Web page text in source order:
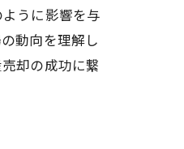
うに影響を与
動向を理解し
却の成功に繋